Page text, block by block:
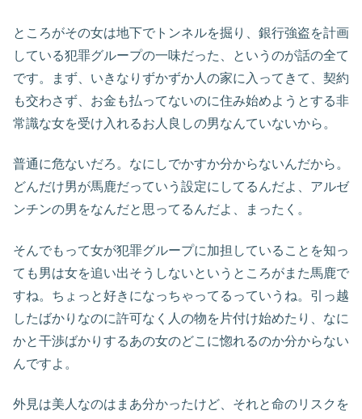
ところがその女は地下でトンネルを掘り、銀行強盗を計画
している犯罪グループの一味だった、というのが話の全て
です。まず、いきなりずかずか人の家に入ってきて、契約
も交わさず、お金も払ってないのに住み始めようとする非
常識な女を受け入れるお人良しの男なんていないから。
普通に危ないだろ。なにしでかすか分からないんだから。
どんだけ男が馬鹿だっていう設定にしてるんだよ、アルゼ
ンチンの男をなんだと思ってるんだよ、まったく。
そんでもって女が犯罪グループに加担していることを知っ
ても男は女を追い出そうしないというところがまた馬鹿で
すね。ちょっと好きになっちゃってるっていうね。引っ越
したばかりなのに許可なく人の物を片付け始めたり、なに
かと干渉ばかりするあの女のどこに惚れるのか分からない
んですよ。
外見は美人なのはまあ分かったけど、それと命のリスクを